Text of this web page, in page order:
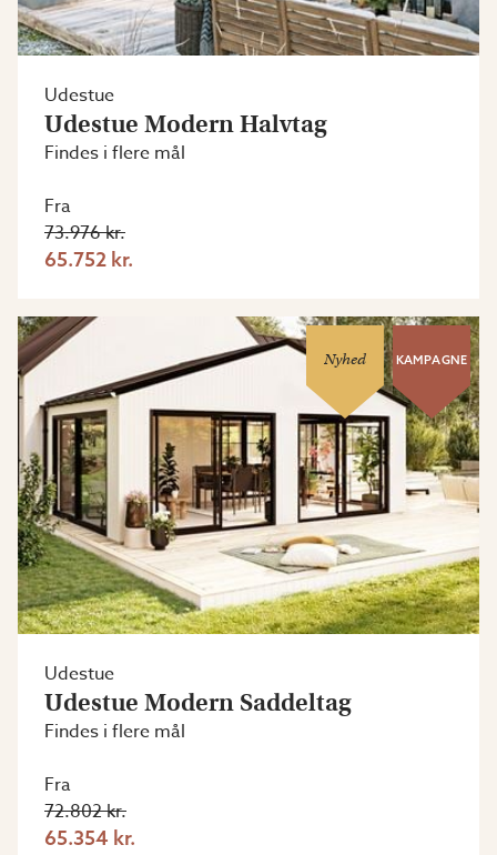
Udestue
Udestue Modern Halvtag
Findes i flere mål
Fra
73.976 kr.
65.752 kr.
Nyhed KAMPAGNE
Udestue
Udestue Modern Saddeltag
Findes i flere mål
Fra
72.802 kr.
65.354 kr.